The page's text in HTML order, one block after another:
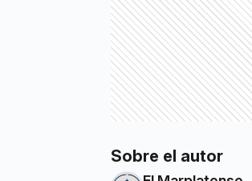
Sobre el autor